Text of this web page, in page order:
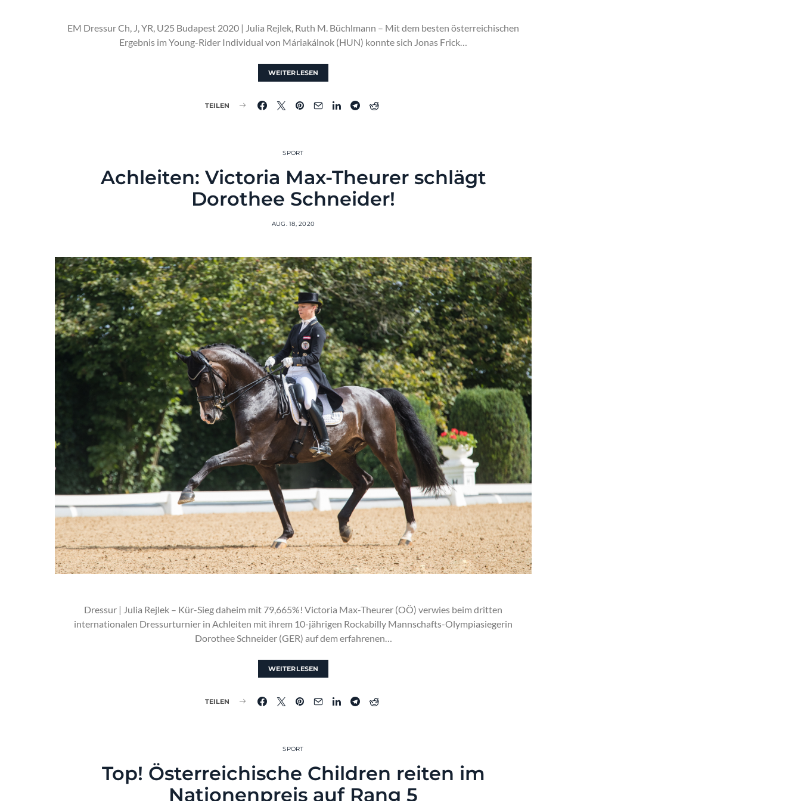
EM Dressur Ch, J, YR, U25 Budapest 2020 | Julia Rejlek, Ruth M. Büchlmann – Mit dem besten österreichischen
Ergebnis im Young-Rider Individual von Máriakálnok (HUN) konnte sich Jonas Frick…
WEITERLESEN
TEILEN
SPORT
Achleiten: Victoria Max-Theurer schlägt
Dorothee Schneider!
AUG. 18, 2020
Dressur | Julia Rejlek – Kür-Sieg daheim mit 79,665%! Victoria Max-Theurer (OÖ) verwies beim dritten
internationalen Dressurturnier in Achleiten mit ihrem 10-jährigen Rockabilly Mannschafts-Olympiasiegerin
Dorothee Schneider (GER) auf dem erfahrenen…
WEITERLESEN
TEILEN
SPORT
Top! Österreichische Children reiten im
Nationenpreis auf Rang 5